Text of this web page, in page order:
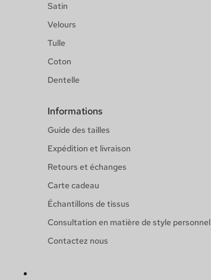
Satin
Velours
Tulle
Coton
Dentelle
Informations
Guide des tailles
Expédition et livraison
Retours et échanges
Carte cadeau
Échantillons de tissus
Consultation en matière de style personnel
Contactez nous